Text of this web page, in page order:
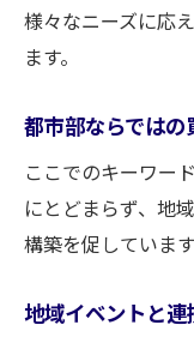
様々なニーズに応
ます。
都市部ならではの
ここでのキーワー
にとどまらず、地
構築を促しています
地域イベントと